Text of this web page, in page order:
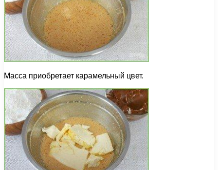
Масса приобретает карамельный цвет.